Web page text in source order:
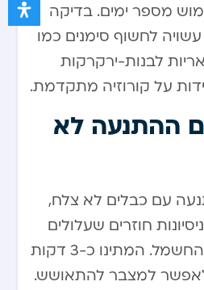
מספר ימים. בדיקה
לחשוף סימנים כמו
לבנות-ירקרקות
על קורוזיה מתקדמת.
ההתנעה לא
עם כבלים לא צלח,
חוזרים שעלולים
לגרום נזק למערכת החשמל. המתינו כ-3 דקות
לאפשר למצבר להתאושש.